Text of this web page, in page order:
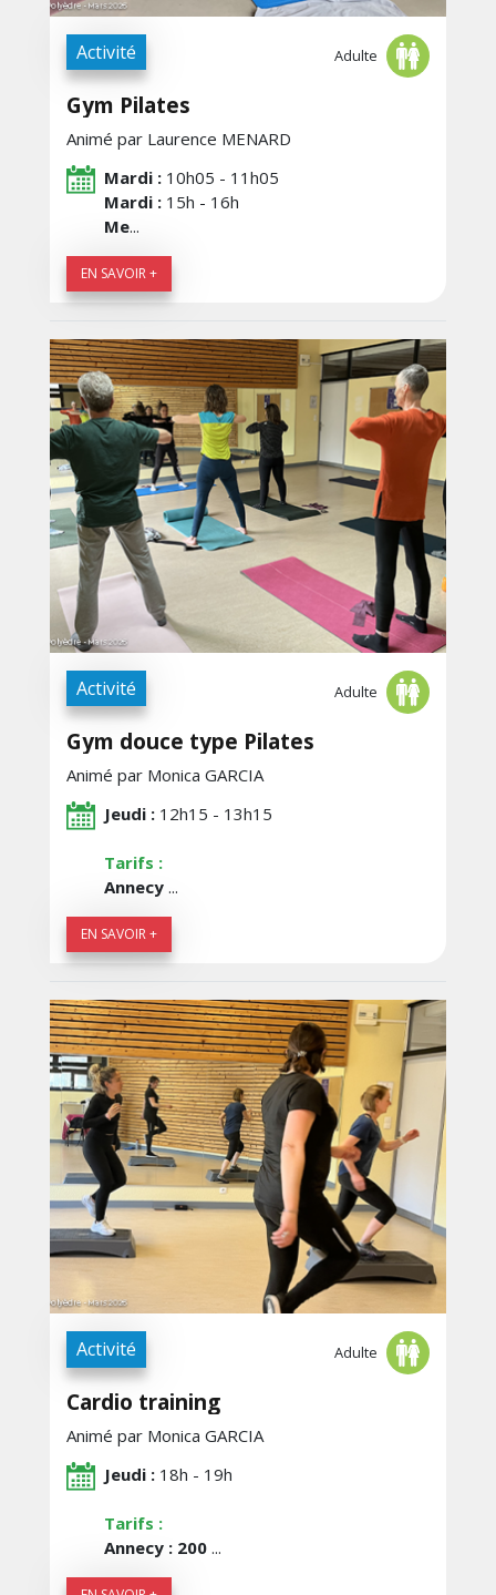
Activité Adulte
Gym Pilates
Animé par Laurence MENARD
Mardi : 10h05 - 11h05
Mardi : 15h - 16h
Me...
EN SAVOIR +
Activité Adulte
Gym douce type Pilates
Animé par Monica GARCIA
Jeudi : 12h15 - 13h15
Tarifs :
Annecy ...
EN SAVOIR +
Activité Adulte
Cardio training
Animé par Monica GARCIA
Jeudi : 18h - 19h
Tarifs :
Annecy : 200 ...